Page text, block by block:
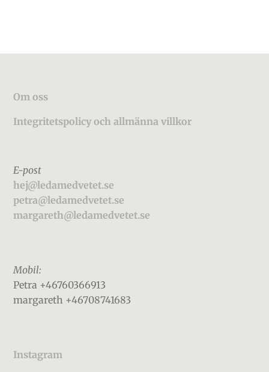
Footer
Om oss
Integritetspolicy och allmänna villkor
E-post
hej@ledamedvetet.se
petra@ledamedvetet.se
margareth@ledamedvetet.se
Mobil:
Petra +46760366913
margareth +46708741683
Instagram